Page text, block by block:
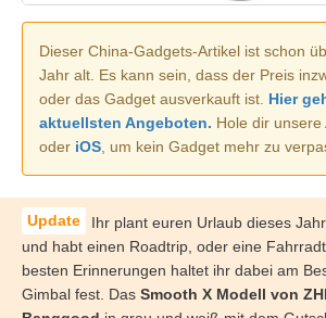
Dieser China-Gadgets-Artikel ist schon
Jahr alt. Es kann sein, dass der Preis
oder das Gadget ausverkauft ist. Hier
aktuellsten Angeboten. Hole dir unsere
oder iOS , um kein Gadget mehr zu
Ihr plant euren Urlaub dieses
und habt einen Roadtrip, oder eine
besten Erinnerungen haltet ihr dabei am
Gimbal fest. Das Smooth X Modell von